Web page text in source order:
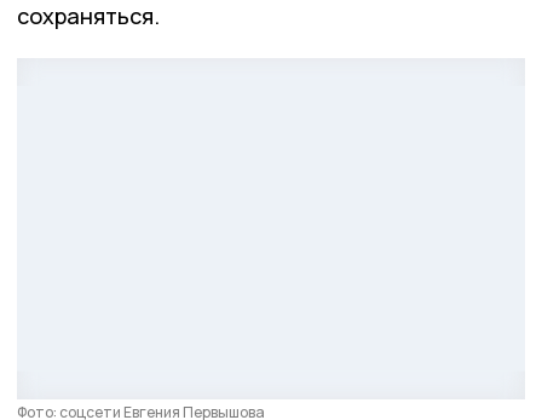
сохраняться.
Фото: соцсети Евгения Первышова